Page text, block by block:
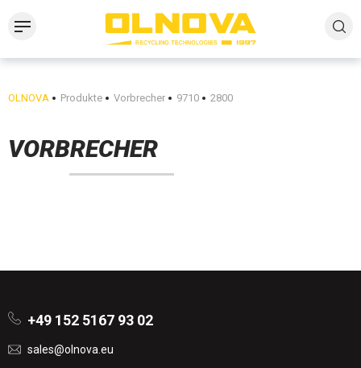
OLNOVA Produkte Vorbrecher 9710 2800
VORBRECHER
+49 152 5167 93 02
sales@olnova.eu